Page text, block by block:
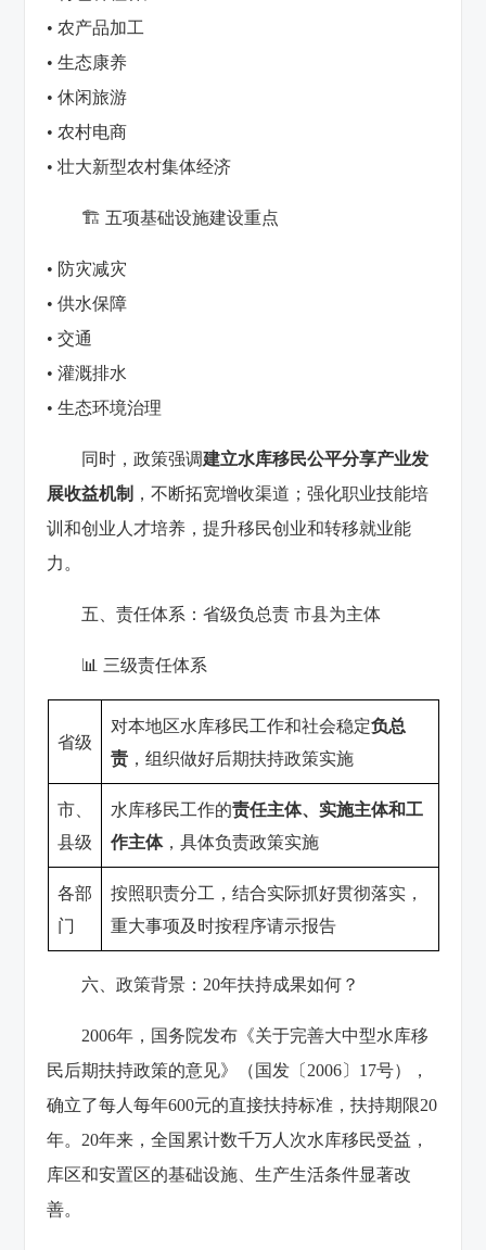
• 农产品加工
• 生态康养
• 休闲旅游
• 农村电商
• 壮大新型农村集体经济
🏗️ 五项基础设施建设重点
• 防灾减灾
• 供水保障
• 交通
• 灌溉排水
• 生态环境治理
同时，政策强调建立水库移民公平分享产业发
展收益机制 ，不断拓宽增收渠道；强化职业技能培
训和创业人才培养，提升移民创业和转移就业能
力。
五、责任体系：省级负总责 市县为主体
📊 三级责任体系
省级
对本地区水库移民工作和社会稳定负总
责，组织做好后期扶持政策实施
市、
县级
水库移民工作的责任主体、实施主体和工
作主体，具体负责政策实施
各部
门
按照职责分工，结合实际抓好贯彻落实，
重大事项及时按程序请示报告
六、政策背景：20年扶持成果如何？
2006年，国务院发布《关于完善大中型水库移
民后期扶持政策的意见》（国发〔2006〕17号），
确立了每人每年600元的直接扶持标准，扶持期限20
年。20年来，全国累计数千万人次水库移民受益，
库区和安置区的基础设施、生产生活条件显著改
善。